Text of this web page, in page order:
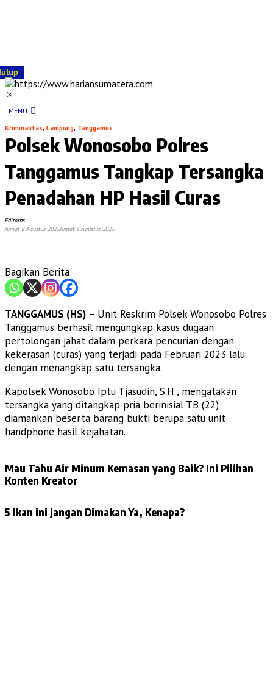
MENU
Kriminalitas, Lampung, Tanggamus
Polsek Wonosobo Polres
Tanggamus Tangkap Tersangka
Penadahan HP Hasil Curas
Editorhs
Jumat 8 Agustus 2025Jumat 8 Agustus 2025
Bagikan Berita
TANGGAMUS (HS) – Unit Reskrim Polsek Wonosobo Polres
Tanggamus berhasil mengungkap kasus dugaan
pertolongan jahat dalam perkara pencurian dengan
kekerasan (curas) yang terjadi pada Februari 2023 lalu
dengan menangkap satu tersangka.
Kapolsek Wonosobo Iptu Tjasudin, S.H., mengatakan
tersangka yang ditangkap pria berinisial TB (22)
diamankan beserta barang bukti berupa satu unit
handphone hasil kejahatan.
Mau Tahu Air Minum Kemasan yang Baik? Ini Pilihan
Konten Kreator
5 Ikan ini Jangan Dimakan Ya, Kenapa?